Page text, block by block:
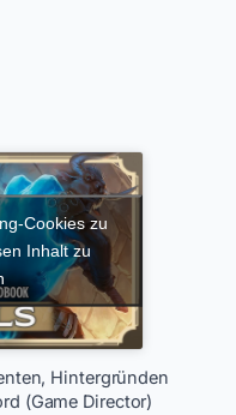
Cookies zu
Inhalt zu
Hintergründen
(Game Director)